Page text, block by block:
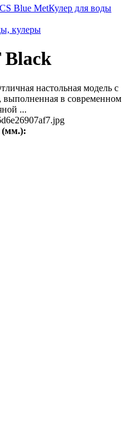
Blue MetКулер для воды
кулеры
Black
настольная модель с
в современном
...
(мм.):